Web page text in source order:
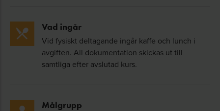
identifierats?
Vad kan vi lära av de första projekten som
prövas enligt det nya regelverket?
förändring
Vad ingår
Vid fysiskt deltagande ingår kaffe och lunch i
avgiften. All dokumentation skickas ut till
samtliga efter avslutad kurs.
Målgrupp